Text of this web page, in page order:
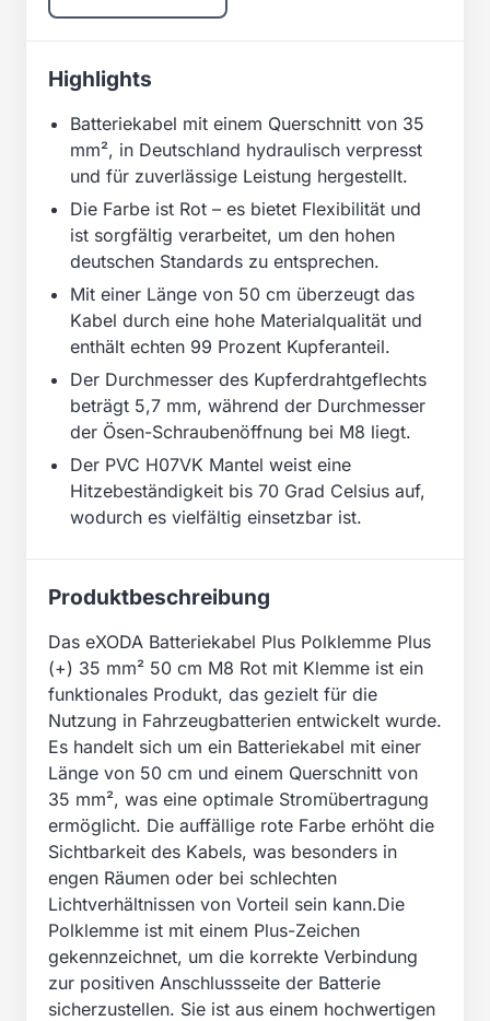
Highlights
Batteriekabel mit einem Querschnitt von 35
mm², in Deutschland hydraulisch verpresst
und für zuverlässige Leistung hergestellt.
Die Farbe ist Rot – es bietet Flexibilität und
ist sorgfältig verarbeitet, um den hohen
deutschen Standards zu entsprechen.
Mit einer Länge von 50 cm überzeugt das
Kabel durch eine hohe Materialqualität und
enthält echten 99 Prozent Kupferanteil.
Der Durchmesser des Kupferdrahtgeflechts
beträgt 5,7 mm, während der Durchmesser
der Ösen-Schraubenöffnung bei M8 liegt.
Der PVC H07VK Mantel weist eine
Hitzebeständigkeit bis 70 Grad Celsius auf,
wodurch es vielfältig einsetzbar ist.
Produktbeschreibung
Das eXODA Batteriekabel Plus Polklemme Plus
(+) 35 mm² 50 cm M8 Rot mit Klemme ist ein
funktionales Produkt, das gezielt für die
Nutzung in Fahrzeugbatterien entwickelt wurde.
Es handelt sich um ein Batteriekabel mit einer
Länge von 50 cm und einem Querschnitt von
35 mm², was eine optimale Stromübertragung
ermöglicht. Die auffällige rote Farbe erhöht die
Sichtbarkeit des Kabels, was besonders in
engen Räumen oder bei schlechten
Lichtverhältnissen von Vorteil sein kann.Die
Polklemme ist mit einem Plus-Zeichen
gekennzeichnet, um die korrekte Verbindung
zur positiven Anschlussseite der Batterie
sicherzustellen. Sie ist aus einem hochwertigen